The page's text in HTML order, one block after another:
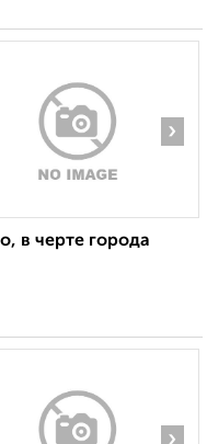
›
в черте города